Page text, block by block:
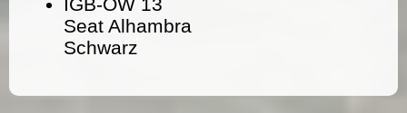
IGB-OW 13
Seat Alhambra
Schwarz